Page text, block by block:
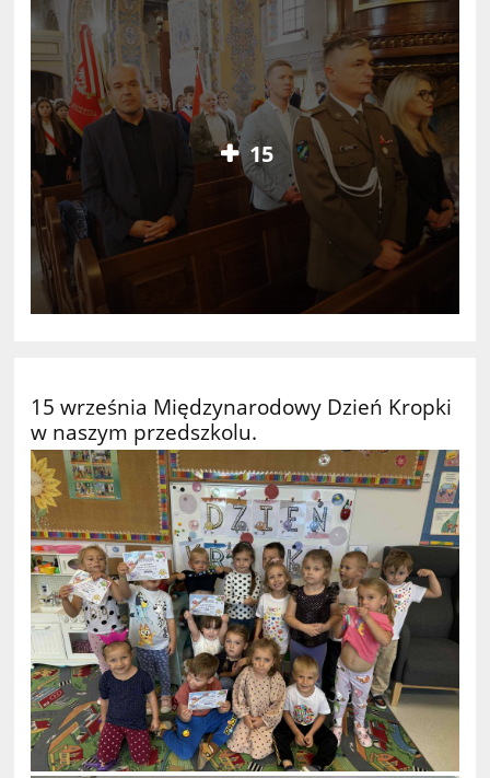
15
15 września Międzynarodowy Dzień Kropki
w naszym przedszkolu.